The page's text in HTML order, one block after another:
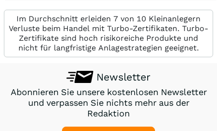
Im Durchschnitt erleiden 7 von 10 Kleinanlegern
Verluste beim Handel mit Turbo-Zertifikaten. Turbo-
Zertifikate sind hoch risikoreiche Produkte und
nicht für langfristige Anlagestrategien geeignet.
Newsletter
Abonnieren Sie unsere kostenlosen Newsletter
und verpassen Sie nichts mehr aus der
Redaktion